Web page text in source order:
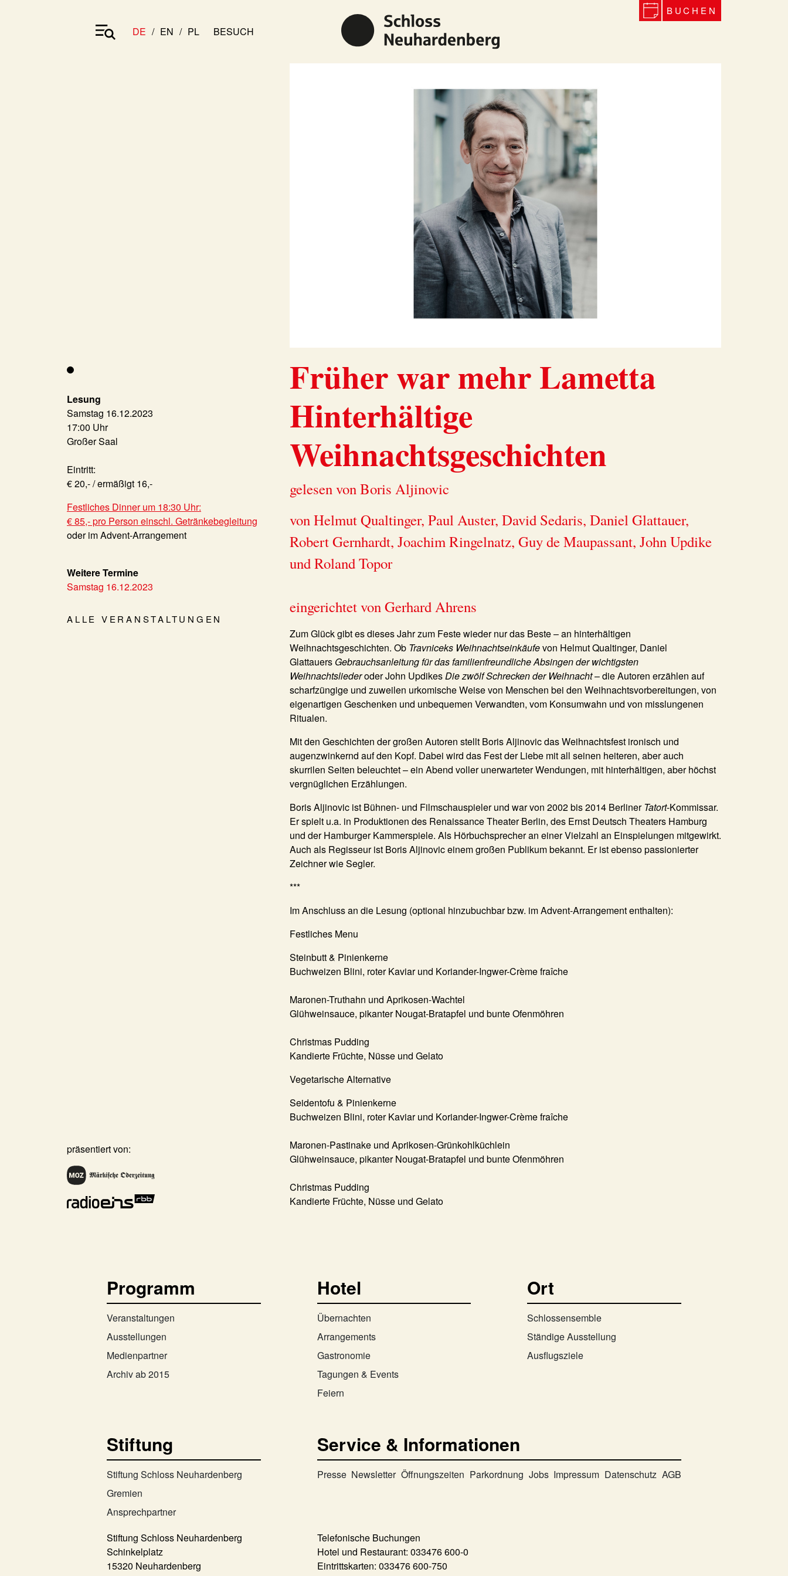
DE EN PL BESUCH
BUCHEN
Lesung
Samstag 16.12.2023
17:00 Uhr
Großer Saal
Eintritt:
€ 20,- / ermäßigt 16,-
Festliches Dinner um 18:30 Uhr:
€ 85,- pro Person einschl. Getränkebegleitung
oder im Advent-Arrangement
Weitere Termine
Samstag 16.12.2023
ALLE VERANSTALTUNGEN
präsentiert von:
Früher war mehr Lametta
Hinterhältige
Weihnachtsgeschichten
gelesen von Boris Aljinovic
von Helmut Qualtinger, Paul Auster, David Sedaris, Daniel Glattauer,
Robert Gernhardt, Joachim Ringelnatz, Guy de Maupassant, John Updike
und Roland Topor
eingerichtet von Gerhard Ahrens
Zum Glück gibt es dieses Jahr zum Feste wieder nur das Beste – an hinterhältigen
Weihnachtsgeschichten. Ob Travniceks Weihnachtseinkäufevon Helmut Qualtinger, Daniel
Glattauers Gebrauchsanleitung für das familienfreundliche Absingen der wichtigsten
Weihnachtsliederoder John UpdikesDie zwölf Schrecken der Weihnacht– die Autoren erzählen auf
scharfzüngige und zuweilen urkomische Weise von Menschen bei den Weihnachtsvorbereitungen, von
eigenartigen Geschenken und unbequemen Verwandten, vom Konsumwahn und von misslungenen
Ritualen.
Mit den Geschichten der großen Autoren stellt Boris Aljinovic das Weihnachtsfest ironisch und
augenzwinkernd auf den Kopf. Dabei wird das Fest der Liebe mit all seinen heiteren, aber auch
skurrilen Seiten beleuchtet – ein Abend voller unerwarteter Wendungen, mit hinterhältigen, aber höchst
vergnüglichen Erzählungen.
Boris Aljinovic ist Bühnen- und Filmschauspieler und war von 2002 bis 2014 BerlinerTatort-Kommissar.
Er spielt u.a. in Produktionen des Renaissance Theater Berlin, des Ernst Deutsch Theaters Hamburg
und der Hamburger Kammerspiele. Als Hörbuchsprecher an einer Vielzahl an Einspielungen mitgewirkt.
Auch als Regisseur ist Boris Aljinovic einem großen Publikum bekannt. Er ist ebenso passionierter
Zeichner wie Segler.
***
Im Anschluss an die Lesung (optional hinzubuchbar bzw. im Advent-Arrangement enthalten):
Festliches Menu
Steinbutt & Pinienkerne
Buchweizen Blini, roter Kaviar und Koriander-Ingwer-Crème fraîche
Maronen-Truthahn und Aprikosen-Wachtel
Glühweinsauce, pikanter Nougat-Bratapfel und bunte Ofenmöhren
Christmas Pudding
Kandierte Früchte, Nüsse und Gelato
Vegetarische Alternative
Seidentofu & Pinienkerne
Buchweizen Blini, roter Kaviar und Koriander-Ingwer-Crème fraîche
Maronen-Pastinake und Aprikosen-Grünkohlküchlein
Glühweinsauce, pikanter Nougat-Bratapfel und bunte Ofenmöhren
Christmas Pudding
Kandierte Früchte, Nüsse und Gelato
Programm
Veranstaltungen
Ausstellungen
Medienpartner
Archiv ab 2015
Hotel
Übernachten
Arrangements
Gastronomie
Tagungen & Events
Feiern
Ort
Schlossensemble
Ständige Ausstellung
Ausflugsziele
Stiftung
Stiftung Schloss Neuhardenberg
Gremien
Ansprechpartner
Service & Informationen
Presse Newsletter Öffnungszeiten Parkordnung Jobs Impressum Datenschutz AGB
Stiftung Schloss Neuhardenberg
Schinkelplatz
15320 Neuhardenberg
Telefonische Buchungen
Hotel und Restaurant: 033476 600-0
Eintrittskarten: 033476 600-750